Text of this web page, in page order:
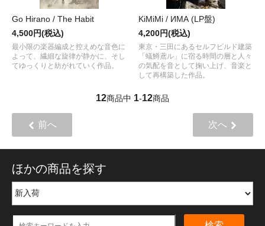
Go Hirano / The Habit
4,500円(税込)
最小限の楽器編成と控えめな音色に
よって、繊細な旋律が静かに、そし
てゆっくりと紡がれていく作品。
KiMiMi / ИМА (LP盤)
4,200円(税込)
東京・三田にあるセルフビルド建築
「蟻鱒鳶ル」に宿る時間の層と人々
の気配を音として掬い上げ、音楽と
して再構築した作品。
12商品中 1-12商品
前へ 次へ
ほかの商品を探す